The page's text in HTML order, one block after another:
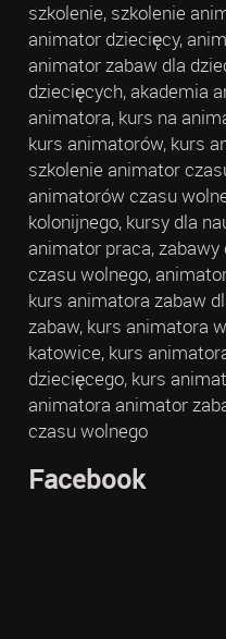
szkolenie, szkolenie
animator dziecięcy,
animator zabaw dla
dziecięcych, akademia
animatora, kurs na
kurs animatorów, kurs
szkolenie animator
animatorów czasu
kolonijnego, kursy dla
animator praca,
czasu wolnego,
kurs animatora zabaw
zabaw, kurs animatora
katowice, kurs
dziecięcego, kurs
animatora animator
czasu wolnego
Facebook